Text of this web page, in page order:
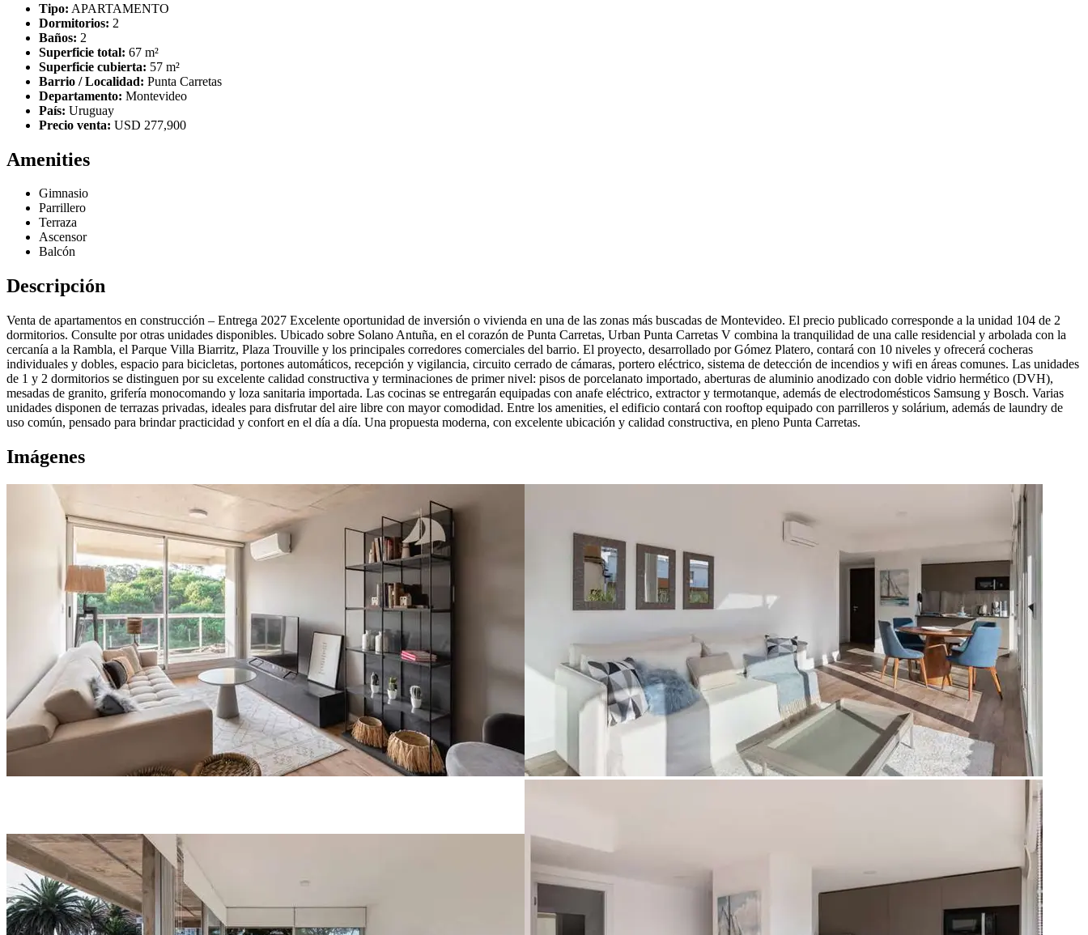
Tipo: APARTAMENTO
Dormitorios: 2
Baños: 2
Superficie total: 67 m²
Superficie cubierta: 57 m²
Barrio / Localidad: Punta Carretas
Departamento: Montevideo
País: Uruguay
Precio venta: USD 277,900
Amenities
Gimnasio
Parrillero
Terraza
Ascensor
Balcón
Descripción
Venta de apartamentos en construcción – Entrega 2027 Excelente oportunidad de inversión o vivienda en una de las zonas más buscadas de Montevideo. El precio publicado corresponde a la unidad 104 de 2
dormitorios. Consulte por otras unidades disponibles. Ubicado sobre Solano Antuña, en el corazón de Punta Carretas, Urban Punta Carretas V combina la tranquilidad de una calle residencial y arbolada con la
cercanía a la Rambla, el Parque Villa Biarritz, Plaza Trouville y los principales corredores comerciales del barrio. El proyecto, desarrollado por Gómez Platero, contará con 10 niveles y ofrecerá cocheras
individuales y dobles, espacio para bicicletas, portones automáticos, recepción y vigilancia, circuito cerrado de cámaras, portero eléctrico, sistema de detección de incendios y wifi en áreas comunes. Las unidades
de 1 y 2 dormitorios se distinguen por su excelente calidad constructiva y terminaciones de primer nivel: pisos de porcelanato importado, aberturas de aluminio anodizado con doble vidrio hermético (DVH),
mesadas de granito, grifería monocomando y loza sanitaria importada. Las cocinas se entregarán equipadas con anafe eléctrico, extractor y termotanque, además de electrodomésticos Samsung y Bosch. Varias
unidades disponen de terrazas privadas, ideales para disfrutar del aire libre con mayor comodidad. Entre los amenities, el edificio contará con rooftop equipado con parrilleros y solárium, además de laundry de
uso común, pensado para brindar practicidad y confort en el día a día. Una propuesta moderna, con excelente ubicación y calidad constructiva, en pleno Punta Carretas.
Imágenes